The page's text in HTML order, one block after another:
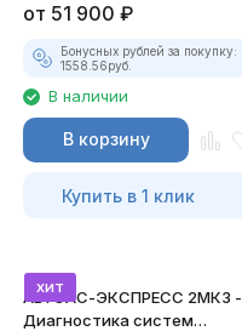
от 51 900 ₽
Бонусных рублей за покупку:
1558.56руб.
В наличии
В корзину
Купить в 1 клик
хит
АВТОАС-ЭКСПРЕСС 2МК3 -
Диагностика систем